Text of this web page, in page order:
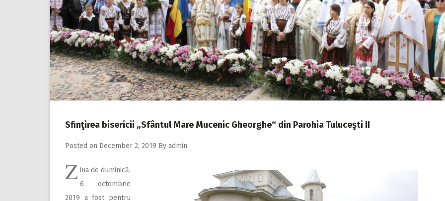
Sfinţirea bisericii „Sfântul Mare Mucenic Gheorghe“ din Parohia Tuluceşti II
Posted on December 2, 2019 By admin
Z iua de duminică,
6 octombrie
2019 a fost pentru